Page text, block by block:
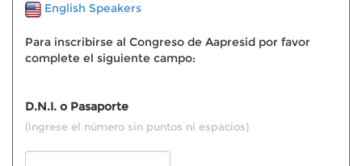
English Speakers
Para inscribirse al Congreso de Aapresid por favor
complete el siguiente campo:
D.N.I. o Pasaporte
(ingrese el número sin puntos ni espacios)